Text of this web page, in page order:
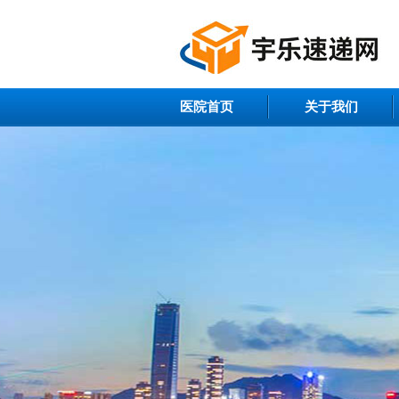
医院首页 关于我们